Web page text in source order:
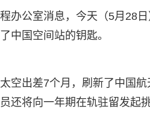
办公室消息，今天（5月28
中国空间站的钥匙。
空出差7个月，刷新了中国
还将向一年期在轨驻留发起